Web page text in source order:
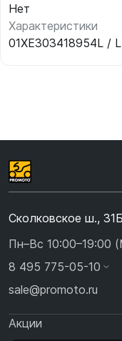
Нет
Характеристики
01XE303418954L / L
Сколковское ш.,
Пн–Вс 10:00–19:00
8 495 775-05-10
sale@promoto.ru
Акции